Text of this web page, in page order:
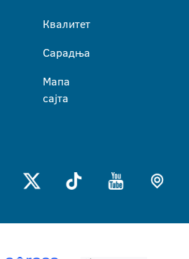
Квалитет
Сарадња
Мапа
сајта